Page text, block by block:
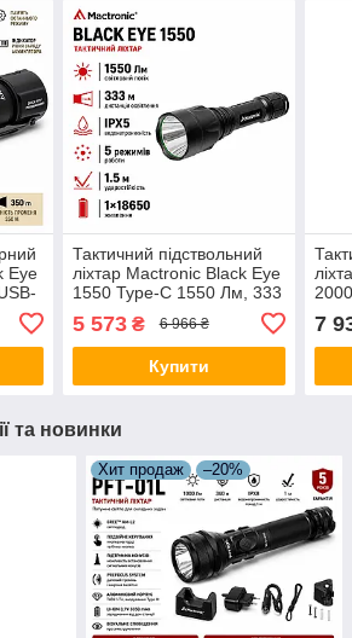
Eye
Тактичний підствольний
ліхтар Mactronic Black Eye
1550 Type-C 1550 Лм, 333
IPX5, чорний
5 573₴ 6 966 ₴
Купити
7
та новинки
Хит продаж –20%